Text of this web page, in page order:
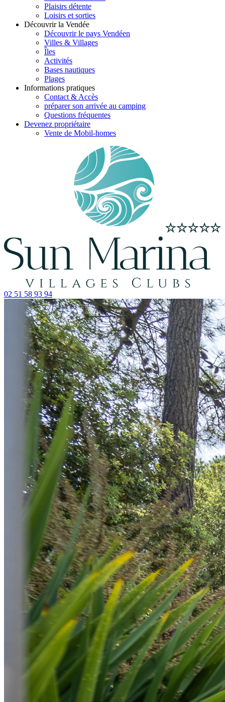
Plaisirs détente
Loisirs et sorties
Découvrir la Vendée
Découvrir le pays Vendéen
Villes & Villages
Îles
Activités
Bases nautiques
Plages
Informations pratiques
Contact & Accès
préparer son arrivée au camping
Questions fréquentes
Devenez propriétaire
Vente de Mobil-homes
02 51 58 93 94